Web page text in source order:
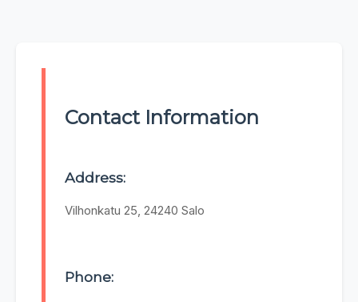
Contact Information
Address:
Vilhonkatu 25, 24240 Salo
Phone: